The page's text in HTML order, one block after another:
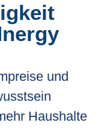
und
Haushalte